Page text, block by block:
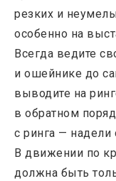
резких и
особенно на
Всегда ведите
и ошейнике до
выводите на
в обратном
с ринга —
В движении по
должна быть